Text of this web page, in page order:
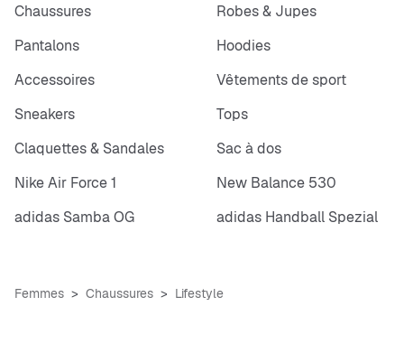
Chaussures
Robes & Jupes
Pantalons
Hoodies
Accessoires
Vêtements de sport
Sneakers
Tops
Claquettes & Sandales
Sac à dos
Nike Air Force 1
New Balance 530
adidas Samba OG
adidas Handball Spezial
Femmes Chaussures Lifestyle